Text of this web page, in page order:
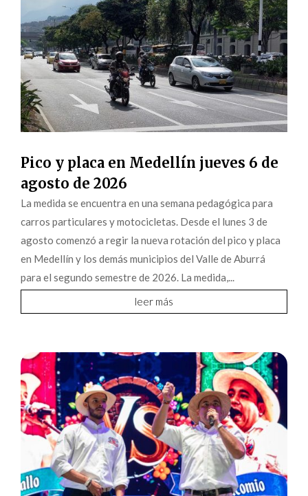
Pico y placa en Medellín jueves 6 de
agosto de 2026
La medida se encuentra en una semana pedagógica para
carros particulares y motocicletas. Desde el lunes 3 de
agosto comenzó a regir la nueva rotación del pico y placa
en Medellín y los demás municipios del Valle de Aburrá
para el segundo semestre de 2026. La medida,...
leer más